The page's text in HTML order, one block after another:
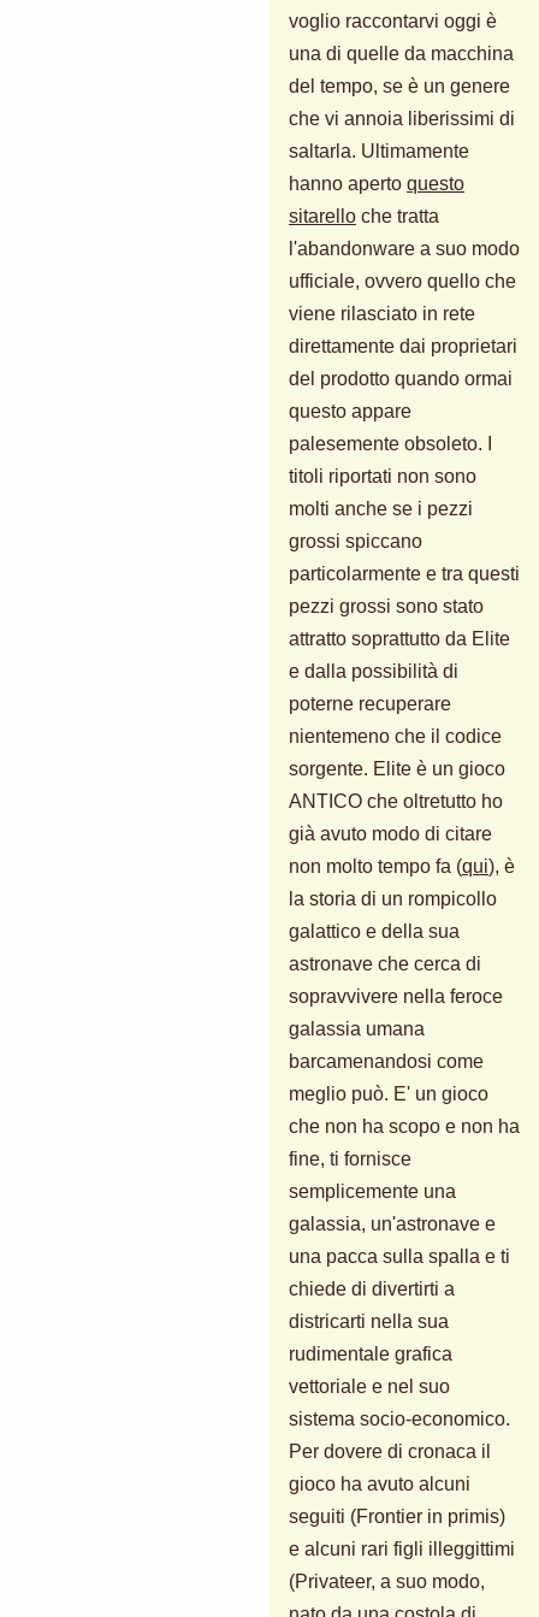
voglio raccontarvi oggi è
una di quelle da macchina
del tempo, se è un genere
che vi annoia liberissimi di
saltarla. Ultimamente
hanno aperto questo
sitarello che tratta
l'abandonware a suo modo
ufficiale, ovvero quello che
viene rilasciato in rete
direttamente dai proprietari
del prodotto quando ormai
questo appare
palesemente obsoleto. I
titoli riportati non sono
molti anche se i pezzi
grossi spiccano
particolarmente e tra questi
pezzi grossi sono stato
attratto soprattutto da Elite
e dalla possibilità di
poterne recuperare
nientemeno che il codice
sorgente. Elite è un gioco
ANTICO che oltretutto ho
già avuto modo di citare
non molto tempo fa (qui), è
la storia di un rompicollo
galattico e della sua
astronave che cerca di
sopravvivere nella feroce
galassia umana
barcamenandosi come
meglio può. E' un gioco
che non ha scopo e non ha
fine, ti fornisce
semplicemente una
galassia, un'astronave e
una pacca sulla spalla e ti
chiede di divertirti a
districarti nella sua
rudimentale grafica
vettoriale e nel suo
sistema socio-economico.
Per dovere di cronaca il
gioco ha avuto alcuni
seguiti (Frontier in primis)
e alcuni rari figli illeggittimi
(Privateer, a suo modo,